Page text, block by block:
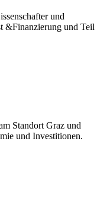
und
&Finanzierung und Teil
Standort Graz und
und Investitionen.